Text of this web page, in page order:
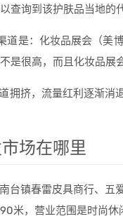
查询到该护肤品当地的
道是：化妆品展会（美
是很高，而且化妆品展
拥挤，流量红利逐渐消
场在哪里
台镇春雷皮具商行、
米，营业范围是时尚休